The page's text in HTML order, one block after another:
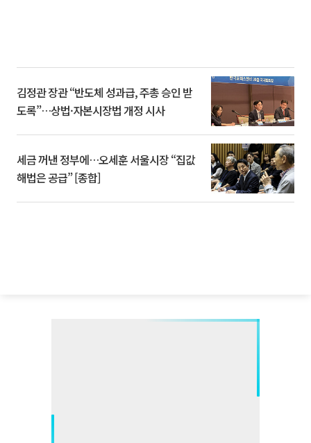
김정관 장관 “반도체 성과급, 주총 승인 받
도록”…상법·자본시장법 개정 시사
세금 꺼낸 정부에…오세훈 서울시장 “집값
해법은 공급” [종합]